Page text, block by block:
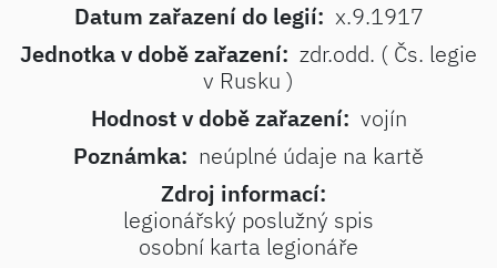
Datum zařazení do legií: x.9.1917
Jednotka v době zařazení: zdr.odd. ( Čs. legie
v Rusku )
Hodnost v době zařazení: vojín
Poznámka: neúplné údaje na kartě
Zdroj informací:
legionářský poslužný spis
osobní karta legionáře